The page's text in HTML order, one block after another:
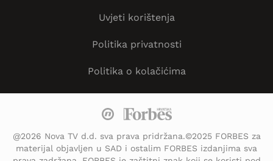
Uvjeti korištenja
Politika privatnosti
Politika o kolačićima
@2026 Nova TV d.d. sva prava pridržana.©2025 FORBES za
materijal objavljen u SAD i ostalim FORBES izdanjima sva